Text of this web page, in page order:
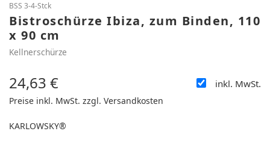
BSS 3-4-Stck
Bistroschürze Ibiza, zum Binden, 110
x 90 cm
Kellnerschürze
Regulärer Preis:
24,63 € inkl. MwSt.
Preise inkl. MwSt. zzgl. Versandkosten
KARLOWSKY®